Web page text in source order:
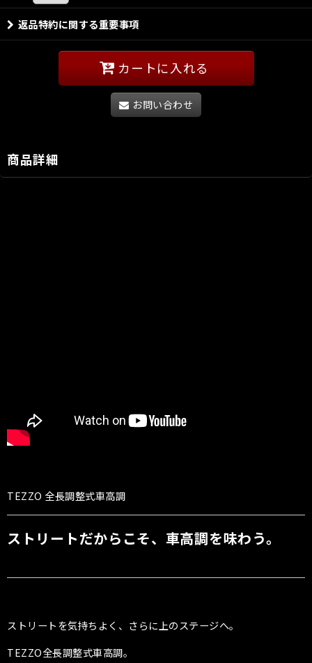
返品特約に関する重要事項
カートに入れる
お問い合わせ
商品詳細
TEZZO 全長調整式車高調
ストリートだからこそ、車高調を味わう。
ストリートを気持ちよく、さらに上のステージへ。
TEZZO全長調整式車高調。